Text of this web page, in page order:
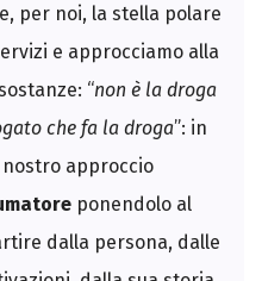
per noi, la stella polare
e approcciamo alla
“non è la droga
che fa la droga”: in
approccio
ponendolo al
dalla persona, dalle